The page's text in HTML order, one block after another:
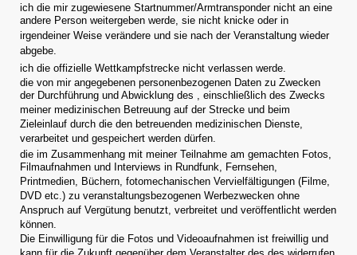
ich die mir zugewiesene Startnummer/Armtransponder nicht an eine
andere Person weitergeben werde, sie nicht knicke oder in
irgendeiner Weise verändere und sie nach der Veranstaltung wieder
abgebe.
ich die offizielle Wettkampfstrecke nicht verlassen werde.
die von mir angegebenen personenbezogenen Daten zu Zwecken
der Durchführung und Abwicklung des , einschließlich des Zwecks
meiner medizinischen Betreuung auf der Strecke und beim
Zieleinlauf durch die den betreuenden medizinischen Dienste,
verarbeitet und gespeichert werden dürfen.
die im Zusammenhang mit meiner Teilnahme am gemachten Fotos,
Filmaufnahmen und Interviews in Rundfunk, Fernsehen,
Printmedien, Büchern, fotomechanischen Vervielfältigungen (Filme,
DVD etc.) zu veranstaltungsbezogenen Werbezwecken ohne
Anspruch auf Vergütung benutzt, verbreitet und veröffentlicht werden
können.
Die Einwilligung für die Fotos und Videoaufnahmen ist freiwillig und